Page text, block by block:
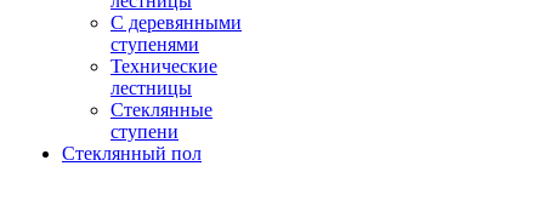
С деревянными
ступенями
Технические
лестницы
Стеклянные
ступени
Стеклянный пол